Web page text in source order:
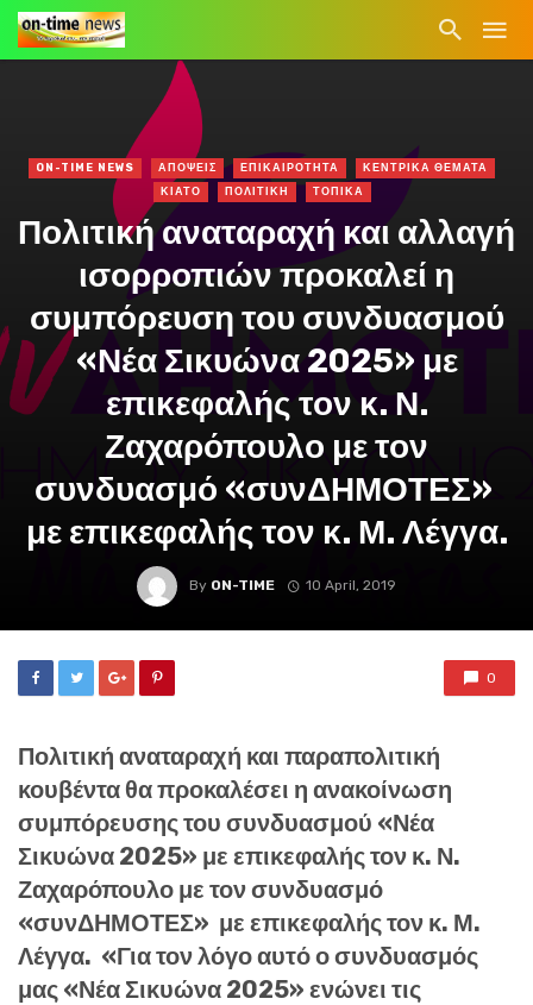
ON-TIME NEWS ΑΠΟΨΕΙΣ ΕΠΙΚΑΙΡΟΤΗΤΑ
ΚΕΝΤΡΙΚΑ ΘΕΜΑΤΑ
ΚΙΑΤΟ
ΠΟΛΙΤΙΚΗ ΤΟΠΙΚΑ
Πολιτική αναταραχή και αλλαγή
ισορροπιών προκαλεί η
συμπόρευση του συνδυασμού
«Νέα Σικυώνα 2025» με
επικεφαλής τον κ. Ν.
Ζαχαρόπουλο με τον
συνδυασμό «συνΔΗΜΟΤΕΣ»
με επικεφαλής τον κ. Μ. Λέγγα.
By ON-TIME 10 April, 2019
0
Πολιτική αναταραχή και παραπολιτική
κουβέντα θα προκαλέσει η ανακοίνωση
συμπόρευσης του συνδυασμού «Νέα
Σικυώνα 2025» με επικεφαλής τον κ. Ν.
Ζαχαρόπουλο με τον συνδυασμό
«συνΔΗΜΟΤΕΣ» με επικεφαλής τον κ. Μ.
Λέγγα. «Για τον λόγο αυτό ο συνδυασμός
μας «Νέα Σικυώνα 2025» ενώνει τις